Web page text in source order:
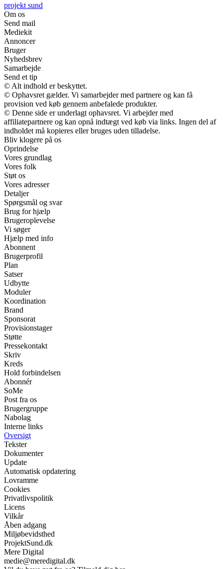
projekt sund
Om os
Send mail
Mediekit
Annoncer
Bruger
Nyhedsbrev
Samarbejde
Send et tip
© Alt indhold er beskyttet.
© Ophavsret gælder. Vi samarbejder med partnere og kan få
provision ved køb gennem anbefalede produkter.
© Denne side er underlagt ophavsret. Vi arbejder med
affiliatepartnere og kan opnå indtægt ved køb via links. Ingen del af
indholdet må kopieres eller bruges uden tilladelse.
Bliv klogere på os
Oprindelse
Vores grundlag
Vores folk
Støt os
Vores adresser
Detaljer
Spørgsmål og svar
Brug for hjælp
Brugeroplevelse
Vi søger
Hjælp med info
Abonnent
Brugerprofil
Plan
Satser
Udbytte
Moduler
Koordination
Brand
Sponsorat
Provisionstager
Støtte
Pressekontakt
Skriv
Kreds
Hold forbindelsen
Abonnér
SoMe
Post fra os
Brugergruppe
Nabolag
Interne links
Oversigt
Tekster
Dokumenter
Update
Automatisk opdatering
Lovramme
Cookies
Privatlivspolitik
Licens
Vilkår
Åben adgang
Miljøbevidsthed
ProjektSund.dk
Mere Digital
medie@meredigital.dk